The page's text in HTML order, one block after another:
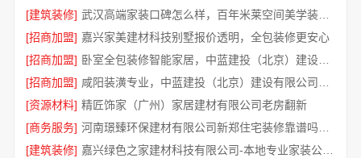
[建筑装修]
武汉高端家装口碑怎么样，百年米莱空间美学装饰公司品质见证
[招商加盟] 嘉兴家美建材科技别墅报价透明，全包装修更安心
[招商加盟]
卧室全包装修智能家居，中蓝建投（北京）建设有限公司武功分公司贴心服务
[招商加盟]
[资源材料] 精匠饰家（广州）家居建材有限公司老房翻新
[商务服务]
[建筑装修]
嘉兴绿色之家建材科技有限公司-本地专业家装公司高端